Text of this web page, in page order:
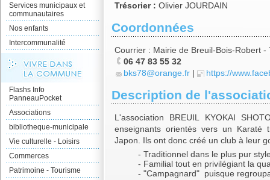
Services municipaux et
communautaires
Nos enfants
Intercommunalité
Flashs Info
PanneauPocket
Associations
bibliotheque-municipale
Vie culturelle - Loisirs
Commerces
Patrimoine - Tourisme
Trésorier : Olivier JOURDAIN
Coordonnées
Courrier : Mairie de Breuil-Bois-Robert -
06 47 83 55 32
bks78@orange.fr | https://
Description de
L'association BREUIL KYOKAI
enseignants orientés vers un
Japon. Ils ont donc créé un club à leur
- Traditionnel dans le plus pur
- Familial tout en privilégiant la
- "Campagnard" puisque